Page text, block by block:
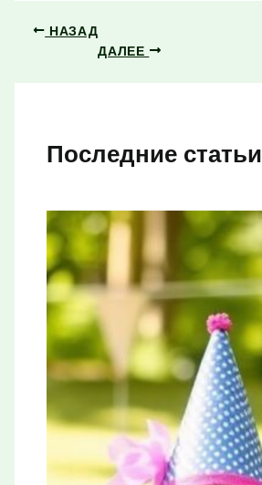
НАЗАД
ДАЛЕЕ
Последние статьи